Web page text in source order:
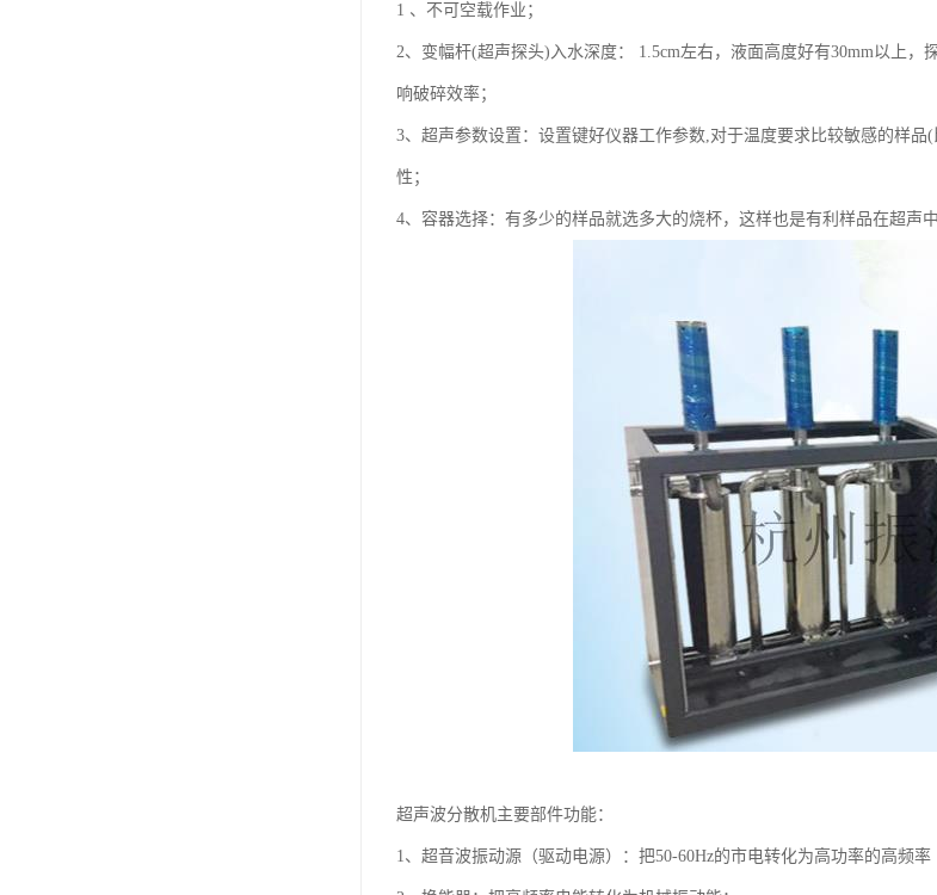
1 、不可空载作业；
2、变幅杆(超声探头)入水深度： 1.5cm左右，液面高度好有30mm以上
响破碎效率；
3、超声参数设置：设置键好仪器工作参数,对于温度要求比较敏感的样
性；
4、容器选择：有多少的样品就选多大的烧杯，这样也是有利样品在超声
超声波分散机主要部件功能：
1、超音波振动源（驱动电源）：把50-60Hz的市电转化为高功率的高频